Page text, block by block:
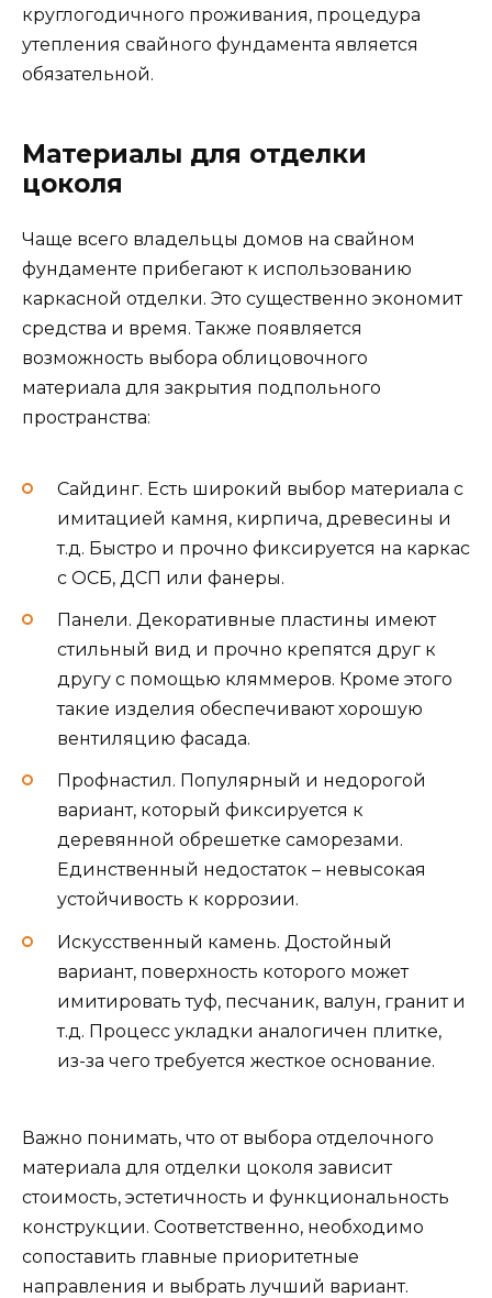
круглогодичного проживания, процедура
утепления свайного фундамента является
обязательной.
Материалы для отделки
цоколя
Чаще всего владельцы домов на свайном
фундаменте прибегают к использованию
каркасной отделки. Это существенно экономит
средства и время. Также появляется
возможность выбора облицовочного
материала для закрытия подпольного
пространства:
Сайдинг. Есть широкий выбор материала с
имитацией камня, кирпича, древесины и
т.д. Быстро и прочно фиксируется на каркас
с ОСБ, ДСП или фанеры.
Панели. Декоративные пластины имеют
стильный вид и прочно крепятся друг к
другу с помощью кляммеров. Кроме этого
такие изделия обеспечивают хорошую
вентиляцию фасада.
Профнастил. Популярный и недорогой
вариант, который фиксируется к
деревянной обрешетке саморезами.
Единственный недостаток – невысокая
устойчивость к коррозии.
Искусственный камень. Достойный
вариант, поверхность которого может
имитировать туф, песчаник, валун, гранит и
т.д. Процесс укладки аналогичен плитке,
из-за чего требуется жесткое основание.
Важно понимать, что от выбора отделочного
материала для отделки цоколя зависит
стоимость, эстетичность и функциональность
конструкции. Соответственно, необходимо
сопоставить главные приоритетные
направления и выбрать лучший вариант.